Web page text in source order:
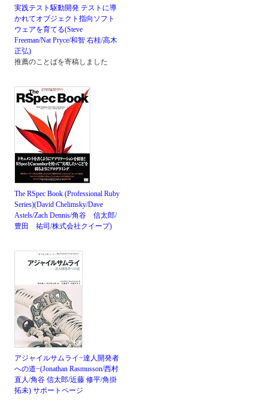
実践テスト駆動開発 テストに導
かれてオブジェクト指向ソフト
ウェアを育てる(Steve
Freeman/Nat Pryce/和智 右桂/高木
正弘)
推薦のことばを寄稿しました
The RSpec Book (Professional Ruby
Series)(David Chelimsky/Dave
Astels/Zach Dennis/角谷 信太郎/
豊田 祐司/株式会社クイープ)
アジャイルサムライ−達人開発者
への道−(Jonathan Rasmusson/西村
直人/角谷 信太郎/近藤 修平/角掛
拓未) サポートページ